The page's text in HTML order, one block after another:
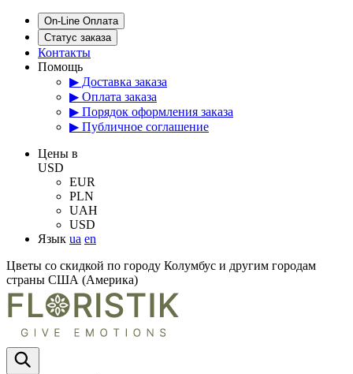
On-Line Оплата
Статус заказа
Контакты
Помощь
▶ Доставка заказа
▶ Оплата заказа
▶ Порядок оформления заказа
▶ Публичное соглашение
Цены в
USD
EUR
PLN
UAH
USD
Язык ua en
Цветы со скидкой по городу Колумбус и другим городам
страны США (Америка)